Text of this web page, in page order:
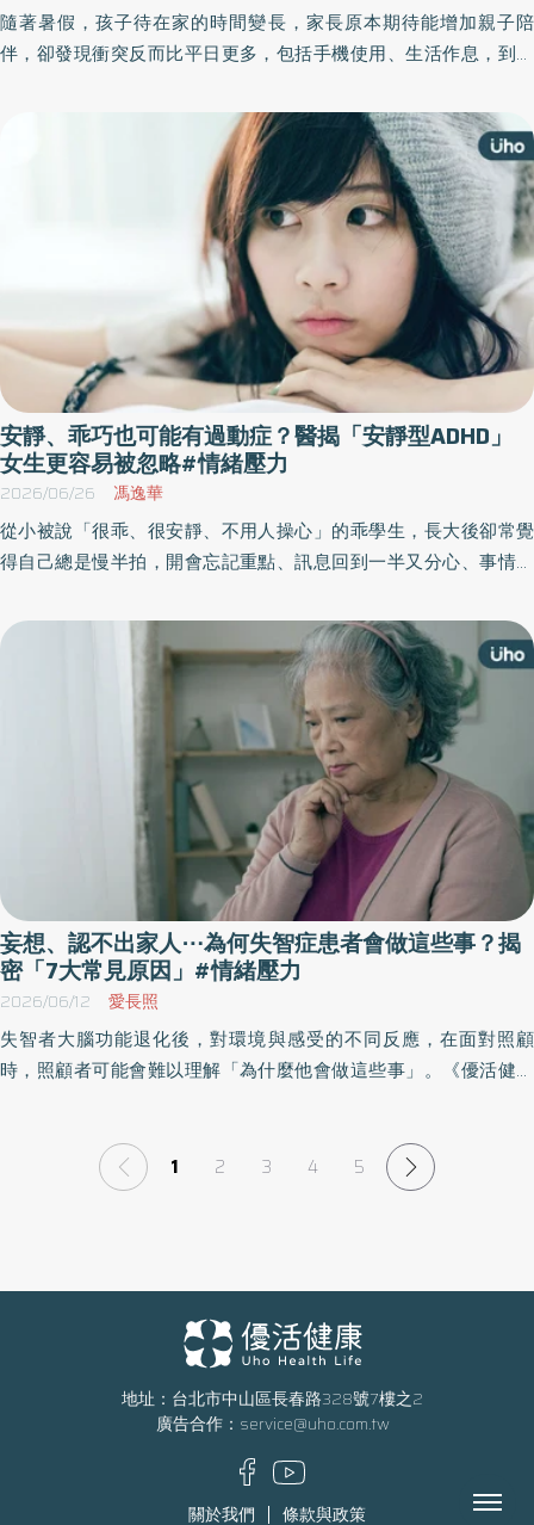
隨著暑假，孩子待在家的時間變長，家長原本期待能增加親子陪
伴，卻發現衝突反而比平日更多，包括手機使用、生活作息，到課
表示，親子相處難免會有衝突，建議透過3個溝通技巧，用傾聽代替
爭吵，親子關係也會慢慢變得更靠近。
安靜、乖巧也可能有過動症？醫揭「安靜型ADHD」
女生更容易被忽略#情緒壓力
2026/06/26 馮逸華
從小被說「很乖、很安靜、不用人操心」的乖學生，長大後卻常覺
得自己總是慢半拍，開會忘記重點、訊息回到一半又分心、事情拖
努力？」醫師提醒，注意力不足過動症表現不只有坐不住、很衝
動，也可能以長期分心、拖延、健忘、時間管理困難為主。尤其女
性ADHD常因表現不困擾他人，更容易從小就被忽略。
妄想、認不出家人⋯為何失智症患者會做這些事？揭
密「7大常見原因」#情緒壓力
2026/06/12 愛長照
失智者大腦功能退化後，對環境與感受的不同反應，在面對照顧
時，照顧者可能會難以理解「為什麼他會做這些事」。《優活健康
處理當下、找回照顧中的理解與平靜。
1 2 3 4 5
地址：台北市中山區長春路328號7樓之2
廣告合作： service@uho.com.tw
關於我們 條款與政策 Menu